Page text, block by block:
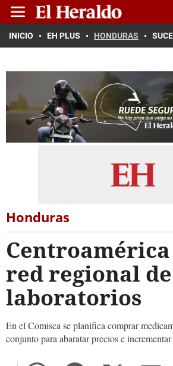
INICIO EH PLUS HONDURAS
Honduras
red regional de
laboratorios
En el Comisca se planifica comprar
conjunto para abaratar precios e